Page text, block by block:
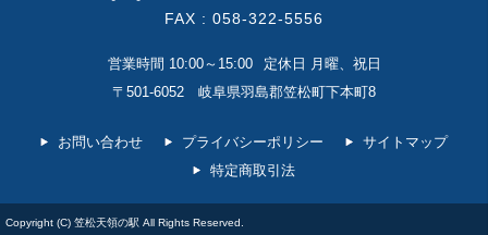
FAX : 058-322-5556
営業時間 10:00～15:00
定休日 月曜、祝日
〒501-6052 岐阜県羽島郡笠松町下本町8
お問い合わせ プライバシーポリシー
サイトマップ
特定商取引法
Copyright (C) 笠松天領の駅 All Rights Reserved.